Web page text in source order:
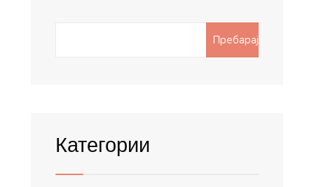
Пребарај
Категории